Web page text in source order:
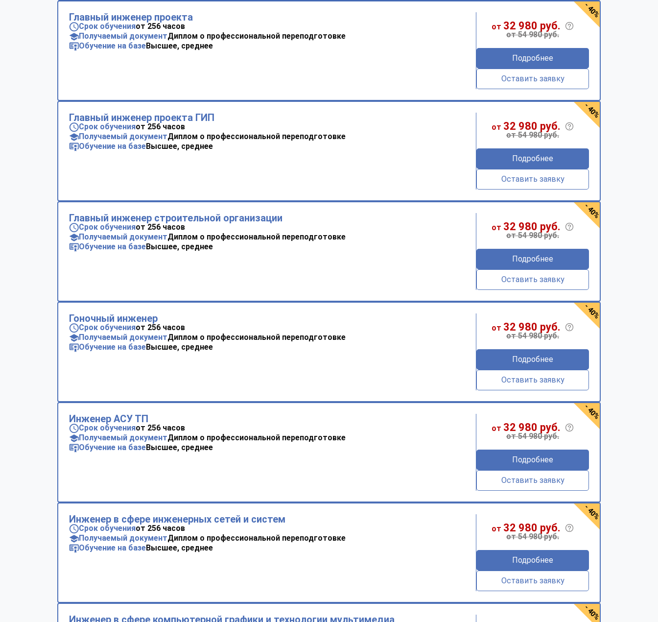
Главный инженер проекта
Срок обученияот 256 часов
Получаемый документДиплом о профессиональной переподготовке
Обучение на базеВысшее, среднее
от 32 980 руб.
от 54 980 руб.
Подробнее
Оставить заявку
- 40%
Главный инженер проекта ГИП
Срок обученияот 256 часов
Получаемый документДиплом о профессиональной переподготовке
Обучение на базеВысшее, среднее
от 32 980 руб.
от 54 980 руб.
Подробнее
Оставить заявку
- 40%
Главный инженер строительной организации
Срок обученияот 256 часов
Получаемый документДиплом о профессиональной переподготовке
Обучение на базеВысшее, среднее
от 32 980 руб.
от 54 980 руб.
Подробнее
Оставить заявку
- 40%
Гоночный инженер
Срок обученияот 256 часов
Получаемый документДиплом о профессиональной переподготовке
Обучение на базеВысшее, среднее
от 32 980 руб.
от 54 980 руб.
Подробнее
Оставить заявку
- 40%
Инженер АСУ ТП
Срок обученияот 256 часов
Получаемый документДиплом о профессиональной переподготовке
Обучение на базеВысшее, среднее
от 32 980 руб.
от 54 980 руб.
Подробнее
Оставить заявку
- 40%
Инженер в сфере инженерных сетей и систем
Срок обученияот 256 часов
Получаемый документДиплом о профессиональной переподготовке
Обучение на базеВысшее, среднее
от 32 980 руб.
от 54 980 руб.
Подробнее
Оставить заявку
- 40%
Инженер в сфере компьютерной графики и технологии мультимедиа - 40%